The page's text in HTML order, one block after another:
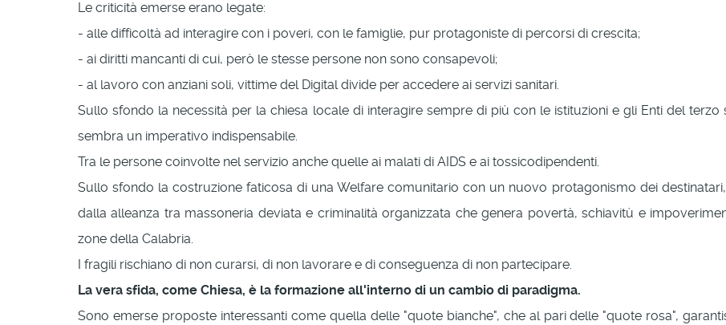
Le criticità emerse erano legate:
- alle difficoltà ad interagire con i poveri, con le famiglie, pur protagoniste di percorsi di crescita;
- ai diritti mancanti di cui, però le stesse persone non sono consapevoli;
- al lavoro con anziani soli, vittime del Digital divide per accedere ai servizi sanitari.
Sullo sfondo la necessità per la chiesa locale di interagire sempre di più con le istituzioni e gli Enti del
sembra un imperativo indispensabile.
Tra le persone coinvolte nel servizio anche quelle ai malati di AIDS e ai tossicodipendenti.
Sullo sfondo la costruzione faticosa di una Welfare comunitario con un nuovo protagonismo dei
dalla alleanza tra massoneria deviata e criminalità organizzata che genera povertà, schiavitù e
zone della Calabria.
I fragili rischiano di non curarsi, di non lavorare e di conseguenza di non partecipare.
La vera sfida, come Chiesa, è la formazione all'interno di un cambio di paradigma.
Sono emerse proposte interessanti come quella delle "quote bianche", che al pari delle "quote rosa",